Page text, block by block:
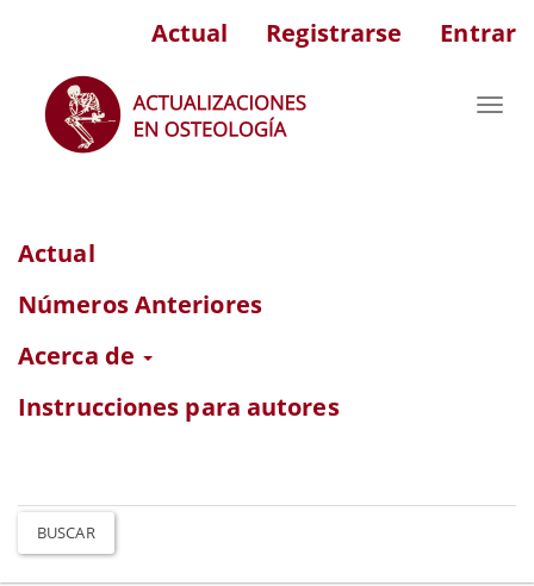
Contenido
principal
Barra
Actual Registrarse Entrar
Actual
Números Anteriores
Acerca de
Instrucciones para autores
BUSCAR